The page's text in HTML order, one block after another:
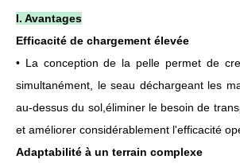
I. Avantages
Efficacité de chargement élevée
• La conception de la pelle permet de
simultanément, le seau déchargeant les
au-dessus du sol,éliminer le besoin de
et améliorer considérablement l'efficacité
Adaptabilité à un terrain complexe